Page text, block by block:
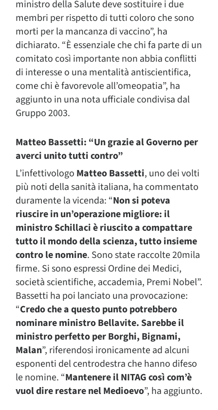
ministro della Salute deve sostituire i due
membri per rispetto di tutti coloro che sono
morti per la mancanza di vaccino”, ha
dichiarato. “È essenziale che chi fa parte di un
comitato così importante non abbia conflitti
di interesse o una mentalità antiscientifica,
come chi è favorevole all’omeopatia”, ha
aggiunto in una nota ufficiale condivisa dal
Gruppo 2003.
Matteo Bassetti: “Un grazie al Governo per
averci unito tutti contro”
L’infettivologo Matteo Bassetti, uno dei volti
più noti della sanità italiana, ha commentato
duramente la vicenda: “Non si poteva
riuscire in un’operazione migliore: il
ministro Schillaci è riuscito a compattare
tutto il mondo della scienza, tutto insieme
contro le nomine. Sono state raccolte 20mila
firme. Si sono espressi Ordine dei Medici,
società scientifiche, accademia, Premi Nobel”.
Bassetti ha poi lanciato una provocazione:
“Credo che a questo punto potrebbero
nominare ministro Bellavite. Sarebbe il
ministro perfetto per Borghi, Bignami,
Malan”, riferendosi ironicamente ad alcuni
esponenti del centrodestra che hanno difeso
le nomine. “Mantenere il NITAG così com’è
vuol dire restare nel Medioevo”, ha aggiunto.